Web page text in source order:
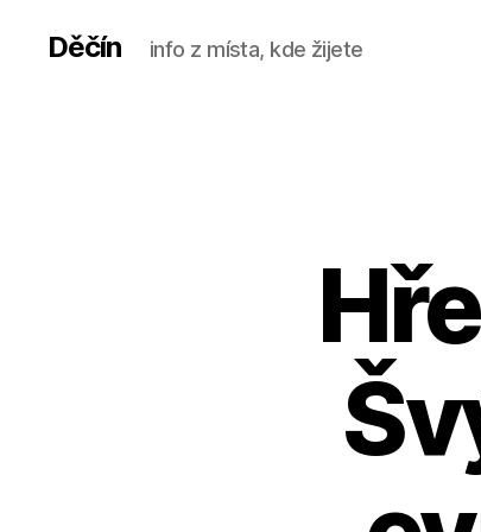
Děčín info z místa, kde žijete